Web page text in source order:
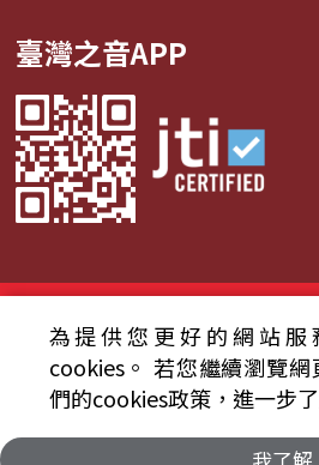
臺灣之音APP
© 2024財團法人中央廣播
資通安全政策聲明
服務條
為提供您更好的網站服
cookies。 若您繼續瀏覽
們的cookies政策，進一步